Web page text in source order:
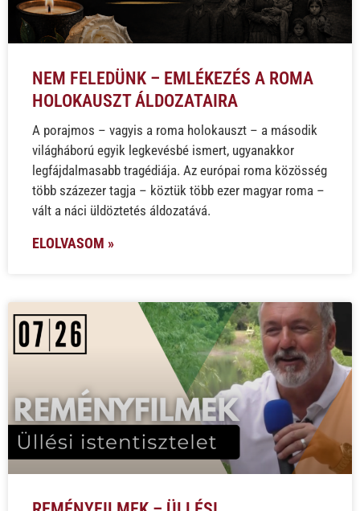
NEM FELEDÜNK – EMLÉKEZÉS A ROMA
HOLOKAUSZT ÁLDOZATAIRA
A porajmos – vagyis a roma holokauszt – a második
világháború egyik legkevésbé ismert, ugyanakkor
legfájdalmasabb tragédiája. Az európai roma közösség
több százezer tagja – köztük több ezer magyar roma –
vált a náci üldöztetés áldozatává.
ELOLVASOM »